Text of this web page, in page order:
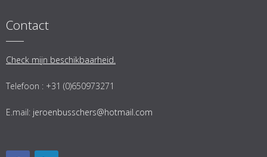
Contact
Check mijn beschikbaarheid.
Telefoon : +31 (0)650973271
E.mail: jeroenbusschers@hotmail.com